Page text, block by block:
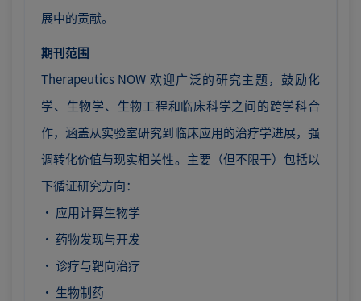
展中的贡献。
期刊范围
Therapeutics NOW 欢迎广泛的研究主题，鼓励化
学、生物学、生物工程和临床科学之间的跨学科合
作，涵盖从实验室研究到临床应用的治疗学进展，强
调转化价值与现实相关性。主要（但不限于）包括以
下循证研究方向：
· 应用计算生物学
· 药物发现与开发
· 诊疗与靶向治疗
· 生物制药